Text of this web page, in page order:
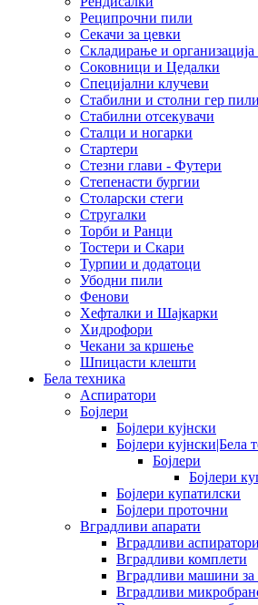
Реципрочни пили
Секачи за цевки
Складирање и
Соковници и Цедалки
Специјални клучеви
Стабилни и столни гер пили
Стабилни отсекувачи
Сталци и ногарки
Стартери
Стезни глави - Футери
Степенасти бургии
Столарски стеги
Стругалки
Торби и Ранци
Тостери и Скари
Турпии и додатоци
Убодни пили
Фенови
Хефталки и Шајкарки
Хидрофори
Чекани за кршење
Шпицасти клешти
Бела техника
Аспиратори
Бојлери
Бојлери кујнски
Бојлери кујнски|Бела
Бојлери
Бојлери
Бојлери купатилски
Бојлери проточни
Вградливи апарати
Вградливи аспиратори
Вградливи комплети
Вградливи машини за
Вградливи